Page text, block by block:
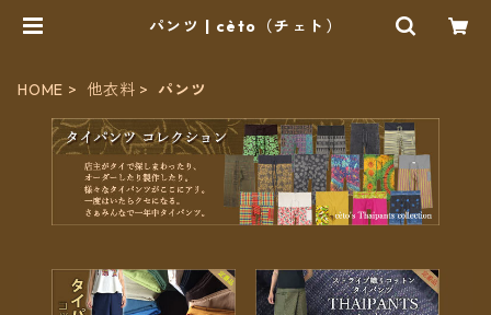
パンツ | cèto（チェト）
HOME 他衣料 パンツ